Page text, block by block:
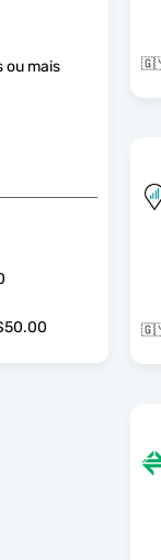
ou mais